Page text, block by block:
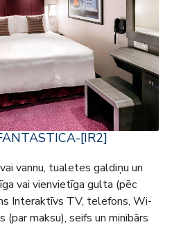
[IR2]
vannu, tualetes galdiņu un
vai vienvietīga gulta (pēc
Interaktīvs TV, telefons, Wi-
(par maksu), seifs un minibārs